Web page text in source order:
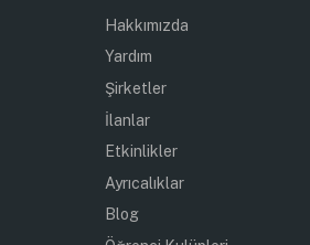
Hakkımızda
Yardım
Şirketler
İlanlar
Etkinlikler
Ayrıcalıklar
Blog